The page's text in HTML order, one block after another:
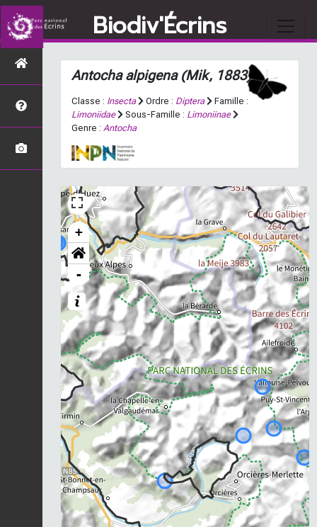
Biodiv'Écrins
Antocha alpigena(Mik, 1883)
Classe : Insecta Ordre : Diptera
Famille :
Limoniidae
Sous-Famille : Limoniinae
Genre : Antocha
+
-